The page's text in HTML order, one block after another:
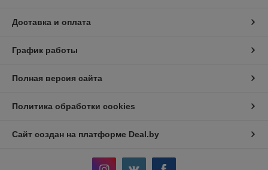
Доставка и оплата
График работы
Полная версия сайта
Политика обработки cookies
Сайт создан на платформе Deal.by